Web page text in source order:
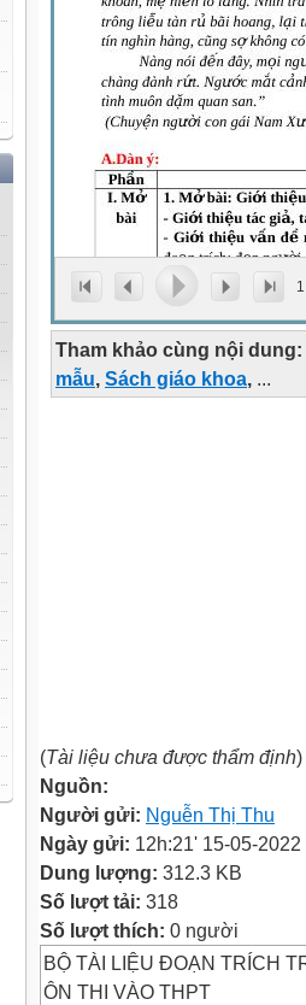
1
Tham khảo cùng nội dung:
mẫu, Sách giáo khoa, ...
(Tài liệu chưa được thẩm định)
Nguồn:
Người gửi: Nguễn Thị Thu
Ngày gửi: 12h:21' 15-05-2022
Dung lượng: 312.3 KB
Số lượt tải: 318
Số lượt thích: 0 người
BỘ TÀI LIỆU ĐOẠN TRÍCH
ÔN THI VÀO THPT